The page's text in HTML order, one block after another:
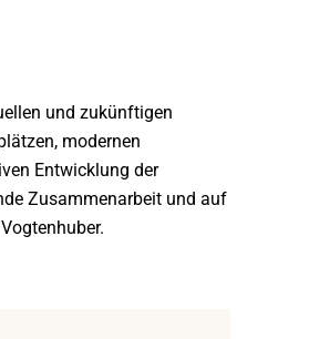
und zukünftigen
modernen
Entwicklung der
Zusammenarbeit und auf